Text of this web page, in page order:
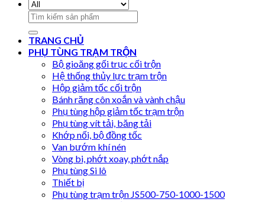
Search
for:
TRANG CHỦ
PHỤ TÙNG TRẠM TRỘN
Bộ gioăng gối trục cối trộn
Hệ thống thủy lực trạm trộn
Hộp giảm tốc cối trộn
Bánh răng côn xoắn và vành chậu
Phụ tùng hộp giảm tốc trạm trộn
Phụ tùng vít tải, băng tải
Khớp nối, bộ đồng tốc
Van bướm khí nén
Vòng bi, phớt xoay, phớt nắp
Phụ tùng Si lô
Thiết bị
Phụ tùng trạm trộn JS500-750-1000-1500